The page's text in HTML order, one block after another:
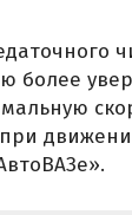
более